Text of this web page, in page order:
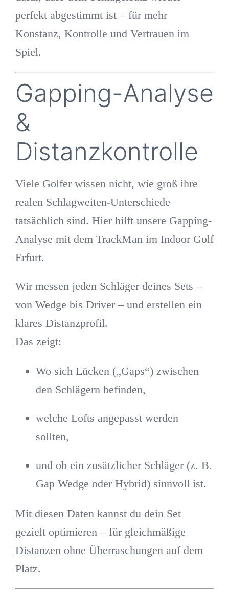
perfekt abgestimmt ist – für mehr
Konstanz, Kontrolle und Vertrauen im
Spiel.
Gapping-Analyse
&
Distanzkontrolle
Viele Golfer wissen nicht, wie groß ihre
realen Schlagweiten-Unterschiede
tatsächlich sind. Hier hilft unsere Gapping-
Analyse mit dem TrackMan im Indoor Golf
Erfurt.
Wir messen jeden Schläger deines Sets –
von Wedge bis Driver – und erstellen ein
klares Distanzprofil.
Das zeigt:
Wo sich Lücken („Gaps“) zwischen
den Schlägern befinden,
welche Lofts angepasst werden
sollten,
und ob ein zusätzlicher Schläger (z. B.
Gap Wedge oder Hybrid) sinnvoll ist.
Mit diesen Daten kannst du dein Set
gezielt optimieren – für gleichmäßige
Distanzen ohne Überraschungen auf dem
Platz.